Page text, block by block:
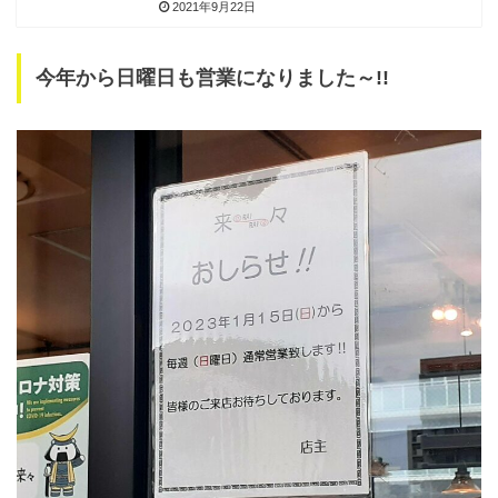
2021年9月22日
今年から日曜日も営業になりました～!!